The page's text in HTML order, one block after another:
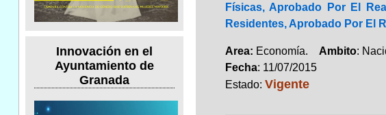
Innovación en el
Ayuntamiento de
Granada
Físicas, Aprobado Por El
Residentes, Aprobado Por El
Area: Economía. Ambito:
Fecha: 11/07/2015
Estado: Vigente